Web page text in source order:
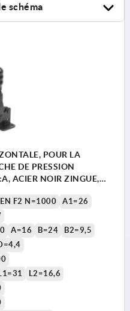
schéma
POUR LA
DE PRESSION
ACIER NOIR ZINGUE,
F2 N=1000
A1=26
A=16 B=24
B2=9,5
L1=31
L2=16,6